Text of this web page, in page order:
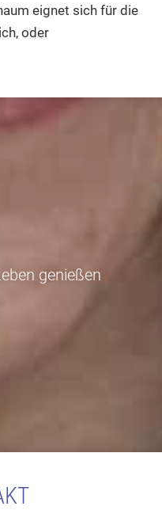
eignet sich für die
oder
genießen